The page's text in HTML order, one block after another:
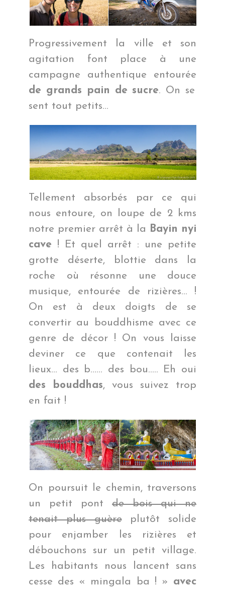
Progressivement la ville et son
agitation font place à une
campagne authentique entourée
de grands pain de sucre. On se
sent tout petits…
Tellement absorbés par ce qui
nous entoure, on loupe de 2 kms
notre premier arrêt à la
Bayin nyi
cave ! Et quel arrêt : une petite
grotte déserte, blottie dans la
roche où résonne une douce
musique, entourée de rizières… !
On est à deux doigts de se
convertir au bouddhisme avec ce
genre de décor ! On vous laisse
deviner ce que contenait les
lieux… des b…… des bou….. Eh oui
des bouddhas, vous suivez trop
en fait !
On poursuit le chemin, traversons
un petit pont de bois qui ne
tenait plus guèreplutôt solide
pour enjamber les rizières et
débouchons sur un petit village.
Les habitants nous lancent sans
cesse des « mingala ba ! » avec